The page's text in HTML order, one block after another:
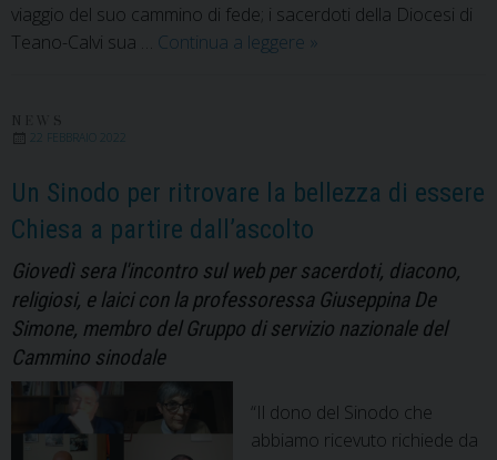
viaggio del suo cammino di fede; i sacerdoti della Diocesi di
Teano-Calvi sua … Continua a leggere Salvatore
sacerdotale
nella
Cattedrale
di
Teano
»
22 FEBBRAIO 2022
Un Sinodo per ritrovare la bellezza di essere
Chiesa a partire dall’ascolto
Giovedì sera l'incontro sul web per sacerdoti, diacono,
religiosi, e laici con la professoressa Giuseppina De
Simone, membro del Gruppo di servizio nazionale del
Cammino sinodale
“Il dono del Sinodo che
abbiamo ricevuto richiede da